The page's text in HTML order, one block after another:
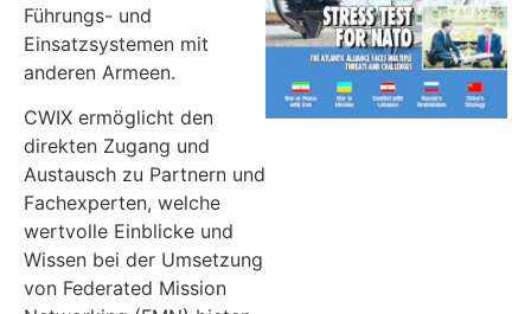
Führungs- und
Einsatzsystemen mit
anderen Armeen.
CWIX ermöglicht den
direkten Zugang und
Austausch zu Partnern und
Fachexperten, welche
wertvolle Einblicke und
Wissen bei der Umsetzung
von Federated Mission